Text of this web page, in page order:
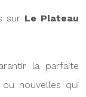
sur Le Plateau
la parfaite
nouvelles qui